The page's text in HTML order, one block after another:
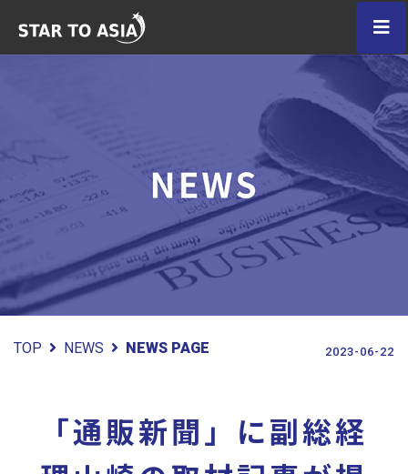
TOP NEWS NEWS PAGE 2023-06-22
「通販新聞」に副総経